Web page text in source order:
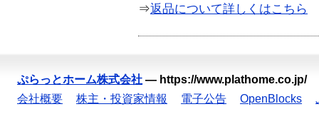
⇒返品について詳しくはこちら
ぷらっとホーム株式会社 — https://www.plathome.co.jp/
会社概要
株主・投資家情報 電子公告 OpenBlocks